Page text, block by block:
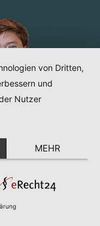
von Dritten,
und
Nutzer
MEHR